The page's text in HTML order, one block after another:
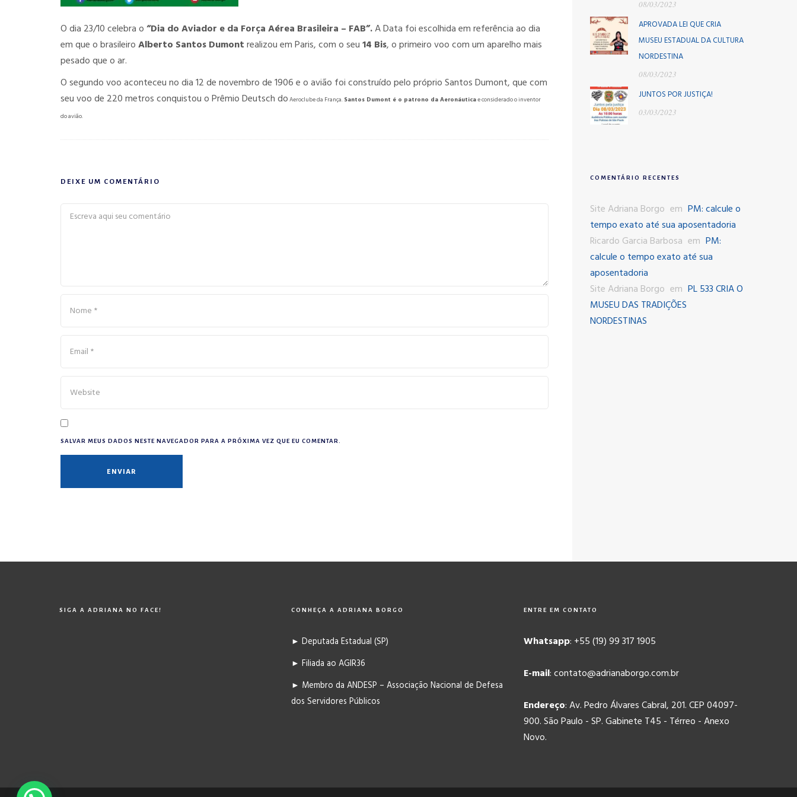
O dia 23/10 celebra o“Dia do Aviador e da Força Aérea Brasileira – FAB”.A Data foi escolhida em referência ao dia
em que o brasileiroAlberto Santos Dumontrealizou em Paris, com o seu14 Bis, o primeiro voo com um aparelho mais
pesado que o ar.
O segundo voo aconteceu no dia 12 de novembro de 1906 e o avião foi construído pelo próprio Santos Dumont, que com
seu voo de 220 metros conquistou o Prêmio Deutsch doAeroclube da França.Santos Dumont é o patrono da Aeronáuticae considerado o inventor
do avião.
DEIXE UM COMENTÁRIO
SALVAR MEUS DADOS NESTE NAVEGADOR PARA A PRÓXIMA VEZ QUE EU COMENTAR.
08/03/2023
APROVADA LEI QUE CRIA
MUSEU ESTADUAL DA CULTURA
NORDESTINA
08/03/2023
JUNTOS POR JUSTIÇA!
03/03/2023
COMENTÁRIO RECENTES
Site Adriana Borgo em PM: calcule o
tempo exato até sua aposentadoria
Ricardo Garcia Barbosa em PM:
calcule o tempo exato até sua
aposentadoria
Site Adriana Borgo em PL 533 CRIA O
MUSEU DAS TRADIÇÕES
NORDESTINAS
SIGA A ADRIANA NO FACE! CONHEÇA A ADRIANA BORGO
► Deputada Estadual (SP)
► Filiada ao AGIR36
► Membro da ANDESP – Associação Nacional de Defesa
dos Servidores Públicos
ENTRE EM CONTATO
Whatsapp: +55 (19) 99 317 1905
E-mail: contato@adrianaborgo.com.br
Endereço: Av. Pedro Álvares Cabral, 201. CEP 04097-
900. São Paulo - SP. Gabinete T45 - Térreo - Anexo
Novo.